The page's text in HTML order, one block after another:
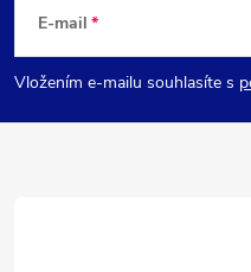
p
a
E-mail
Vložením e-mailu souhlasíte s